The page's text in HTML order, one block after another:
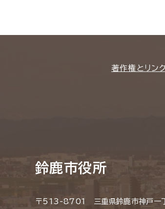
著作権とリンク
鈴鹿市役所
〒513-8701 三重県鈴鹿市神戸一